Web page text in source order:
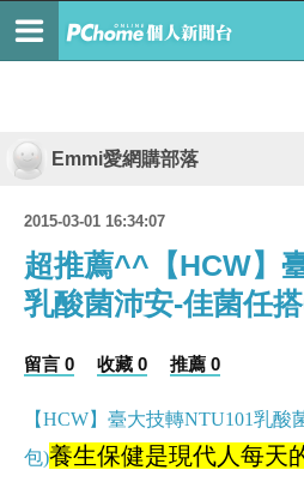
Emmi愛網購部落
2015-03-01 16:34:07
超推薦^^【HCW】
乳酸菌沛安-佳菌任
留言 0 收藏 0 推薦 0
【HCW】臺大技轉NTU101乳
包)養生保健是現代人每天